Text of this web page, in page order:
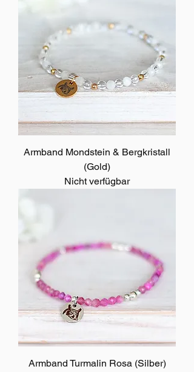
Armband Mondstein & Bergkristall
(Gold)
Nicht verfügbar
Armband Turmalin Rosa (Silber)